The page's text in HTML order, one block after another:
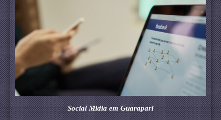
Social Midia em Guarapari